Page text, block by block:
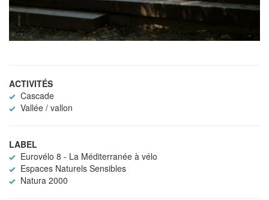
ACTIVITÉS
Cascade
Vallée / vallon
LABEL
Eurovélo 8 - La Méditerranée à vélo
Espaces Naturels Sensibles
Natura 2000